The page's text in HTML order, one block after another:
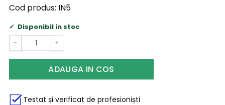
Cod produs: IN5
Disponibil in stoc
− +
ADAUGA IN COS
Testat și verificat de profesioniști